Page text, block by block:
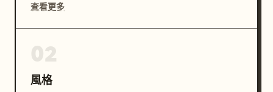
查看更多
風格